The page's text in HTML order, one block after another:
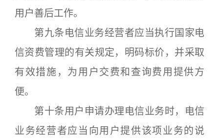
用户善后工作。
第九条电信业务经营者应当执行国家电
信资费管理的有关规定，明码标价，并采取
有效措施，为用户交费和查询费用提供方
便。
第十条用户申请办理电信业务时，电信
业务经营者应当向用户提供该项业务的说